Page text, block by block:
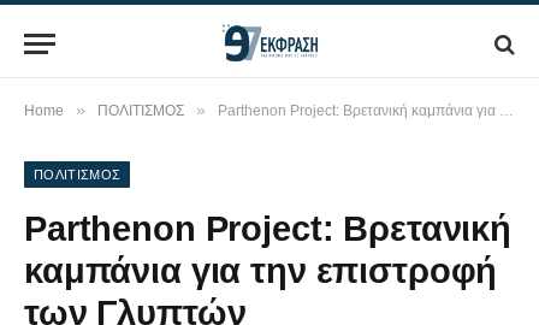
Home » ΠΟΛΙΤΙΣΜΟΣ » Parthenon Project: Βρετανική καμπάνια για την επιστροφή των Γλυπτών
ΠΟΛΙΤΙΣΜΟΣ
Parthenon Project: Βρετανική
καμπάνια για την επιστροφή
των Γλυπτών